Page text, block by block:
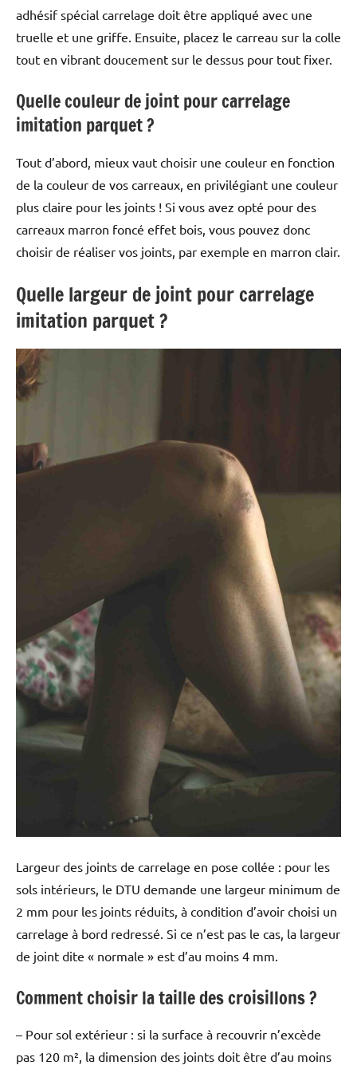
adhésif spécial carrelage doit être appliqué avec une
truelle et une griffe. Ensuite, placez le carreau sur la colle
tout en vibrant doucement sur le dessus pour tout fixer.
Quelle couleur de joint pour carrelage
imitation parquet ?
Tout d’abord, mieux vaut choisir une couleur en fonction
de la couleur de vos carreaux, en privilégiant une couleur
plus claire pour les joints ! Si vous avez opté pour des
carreaux marron foncé effet bois, vous pouvez donc
choisir de réaliser vos joints, par exemple en marron clair.
Quelle largeur de joint pour carrelage
imitation parquet ?
Largeur des joints de carrelage en pose collée : pour les
sols intérieurs, le DTU demande une largeur minimum de
2 mm pour les joints réduits, à condition d’avoir choisi un
carrelage à bord redressé. Si ce n’est pas le cas, la largeur
de joint dite « normale » est d’au moins 4 mm.
Comment choisir la taille des croisillons ?
– Pour sol extérieur : si la surface à recouvrir n’excède
pas 120 m², la dimension des joints doit être d’au moins